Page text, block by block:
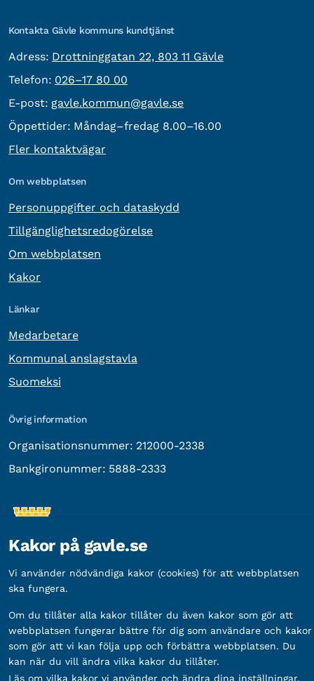
Kontakta Gävle kommuns kundtjänst
Adress: besöksadress:
Drottninggatan 22, 803 11 Gävle
Telefon: Telefon:
026–17 80 00
E-post: E-post:
gavle.kommun@gavle.se
Öppettider: Måndag–fredag 8.00–16.00
Fler kontaktvägar
Om webbplatsen
Personuppgifter och dataskydd
Tillgänglighetsredogörelse
Om webbplatsen
Kakor
Länkar
Medarbetare
Kommunal anslagstavla
Suomeksi
Övrig information
Organisationsnummer: 212000-2338
Bankgironummer: 5888-2333
Sociala
medier
Fler sätt att följa oss
Kakor på gavle.se
Vi använder nödvändiga kakor (cookies) för att webbplatsen
ska fungera.
Om du tillåter alla kakor tillåter du även kakor som gör att
webbplatsen fungerar bättre för dig som användare och kakor
som gör att vi kan följa upp och förbättra webbplatsen. Du
kan när du vill ändra vilka kakor du tillåter.
Läs om vilka kakor vi använder och ändra dina inställningar.